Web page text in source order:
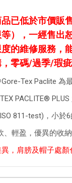
已低於市價販
），一經售出
的維修服務，
零碼/過季/瑕
Tex Paclite
TEX PACLITE®
811-test)，小於
、輕盈，優異的收
，肩膀及帽子處